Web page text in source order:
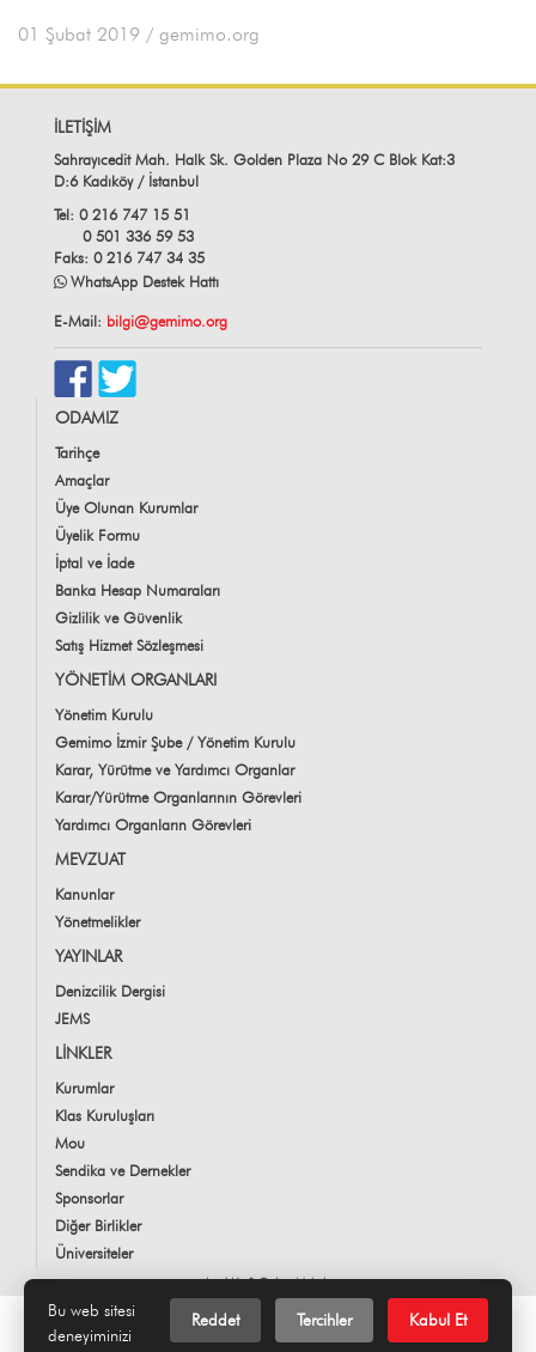
01 Şubat 2019 / gemimo.org
İLETİŞİM
Sahrayıcedit Mah. Halk Sk. Golden Plaza No 29 C Blok Kat:3
D:6 Kadıköy / İstanbul
Tel: 0 216 747 15 51
0 501 336 59 53
Faks: 0 216 747 34 35
WhatsApp Destek Hattı
E-Mail: bilgi@gemimo.org
ODAMIZ
Tarihçe
Amaçlar
Üye Olunan Kurumlar
Üyelik Formu
İptal ve İade
Banka Hesap Numaraları
Gizlilik ve Güvenlik
Satış Hizmet Sözleşmesi
YÖNETİM ORGANLARI
Yönetim Kurulu
Gemimo İzmir Şube / Yönetim Kurulu
Karar, Yürütme ve Yardımcı Organlar
Karar/Yürütme Organlarının Görevleri
Yardımcı Organların Görevleri
MEVZUAT
Kanunlar
Yönetmelikler
YAYINLAR
Denizcilik Dergisi
JEMS
LİNKLER
Kurumlar
Klas Kuruluşları
Mou
Sendika ve Dernekler
Sponsorlar
Diğer Birlikler
Üniversiteler
LookUs&Online Makale
Reddet Tercihler Kabul Et
Bu web sitesi
deneyiminizi